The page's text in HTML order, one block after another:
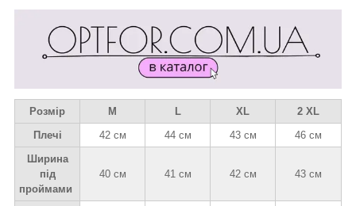
Розмір M L XL
2 XL
Плечі
42 см 44 см 43 см
46 см
Ширина
під
проймами
40 см 41 см 42 см 43 см